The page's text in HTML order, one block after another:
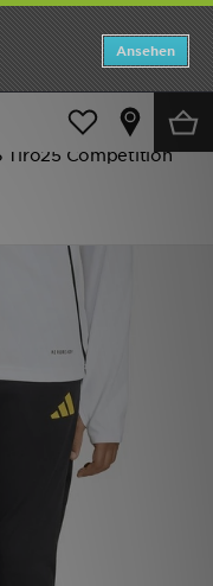
Ansehen
15 Jahre)
Tiro25 Competition